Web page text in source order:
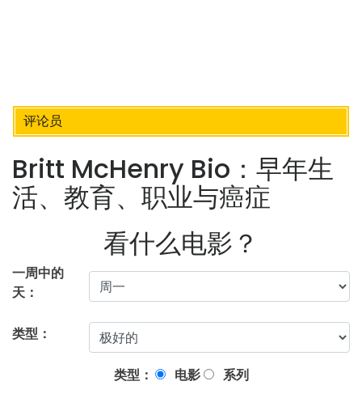
评论员
Britt McHenry Bio：早年生
活、教育、职业与癌症
看什么电影？
一周中的
天：
类型：
类型： 电影 系列